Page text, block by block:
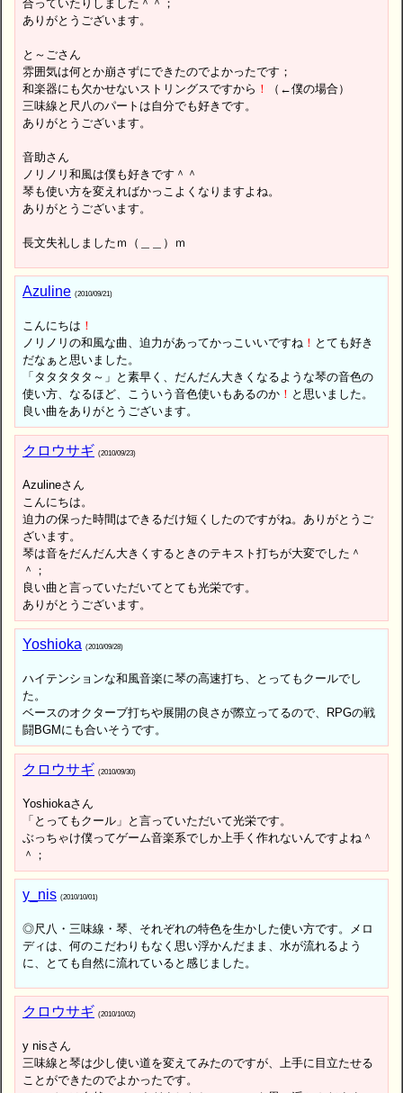
合っていたりしました＾＾；
ありがとうございます。
と～ごさん
雰囲気は何とか崩さずにできたのでよかったです；
和楽器にも欠かせないストリングスですから ！
（←僕の場合）
三味線と尺八のパートは自分でも好きです。
ありがとうございます。
音助さん
ノリノリ和風は僕も好きです＾＾
琴も使い方を変えればかっこよくなりますよね。
ありがとうございます。
長文失礼しましたｍ（＿＿）ｍ
Azuline (2010/09/21)
こんにちは ！
ノリノリの和風な曲、迫力があってかっこいいですね ！ とても好き
だなぁと思いました。
「タタタタタ～」と素早く、だんだん大きくなるような琴の音色の
使い方、なるほど、こういう音色使いもあるのか ！ と思いました。
良い曲をありがとうございます。
クロウサギ (2010/09/23)
Azulineさん
こんにちは。
迫力の保った時間はできるだけ短くしたのですがね。ありがとうご
ざいます。
琴は音をだんだん大きくするときのテキスト打ちが大変でした＾
＾；
良い曲と言っていただいてとても光栄です。
ありがとうございます。
Yoshioka (2010/09/28)
ハイテンションな和風音楽に琴の高速打ち、とってもクールでし
た。
ベースのオクターブ打ちや展開の良さが際立ってるので、RPGの戦
闘BGMにも合いそうです。
クロウサギ (2010/09/30)
Yoshiokaさん
「とってもクール」と言っていただいて光栄です。
ぶっちゃけ僕ってゲーム音楽系でしか上手く作れないんですよね＾
＾；
y_nis (2010/10/01)
◎尺八・三味線・琴、それぞれの特色を生かした使い方です。メロ
ディは、何のこだわりもなく思い浮かんだまま、水が流れるよう
に、とても自然に流れていると感じました。
クロウサギ (2010/10/02)
y nisさん
三味線と琴は少し使い道を変えてみたのですが、上手に目立たせる
ことができたのでよかったです。